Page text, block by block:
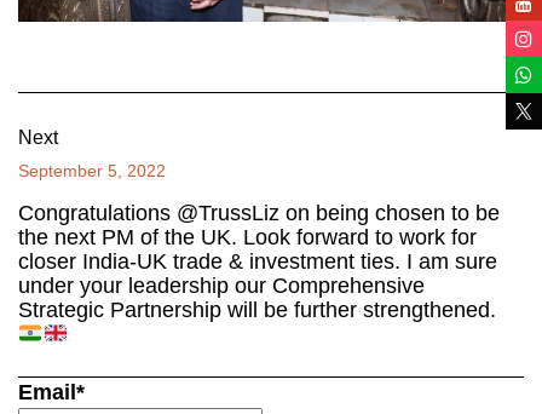
Next
September 5, 2022
Congratulations @TrussLiz on being chosen to be
the next PM of the UK. Look forward to work for
closer India-UK trade & investment ties. I am sure
under your leadership our Comprehensive
Strategic Partnership will be further strengthened.
Email*